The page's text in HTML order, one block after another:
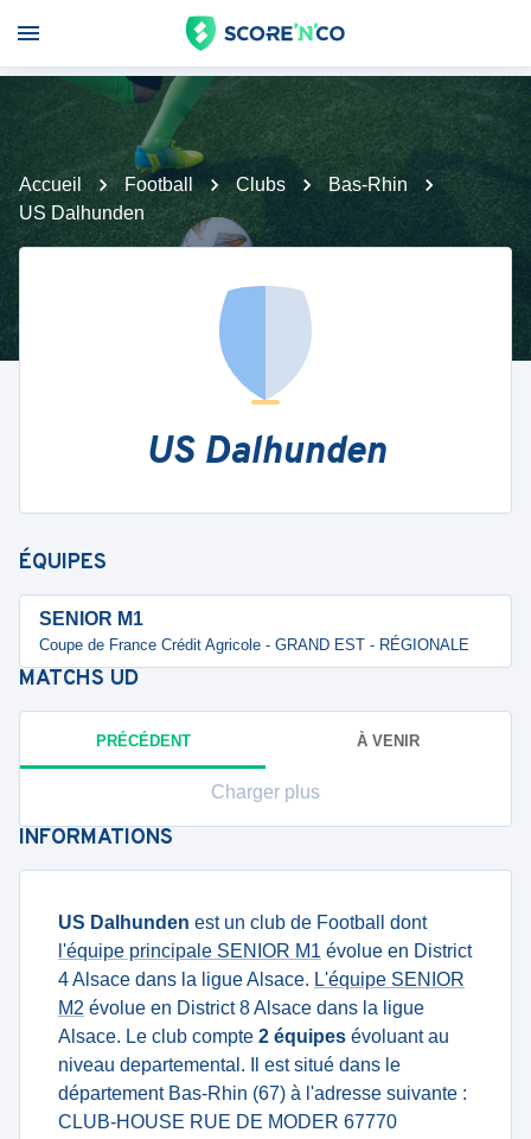
Accueil Football Clubs
Bas-Rhin
US Dalhunden
US Dalhunden
ÉQUIPES
SENIOR M1
Coupe de France Crédit Agricole - GRAND EST - RÉGIONALE
MATCHS UD
PRÉCÉDENT À VENIR
Charger plus
INFORMATIONS
US Dalhunden est un club de Football dont
l'équipe principale SENIOR M1 évolue en District
4 Alsace dans la ligue Alsace. L'équipe SENIOR
M2 évolue en District 8 Alsace dans la ligue
Alsace. Le club compte 2 équipes évoluant au
niveau departemental. Il est situé dans le
département Bas-Rhin (67) à l'adresse suivante :
CLUB-HOUSE RUE DE MODER 67770